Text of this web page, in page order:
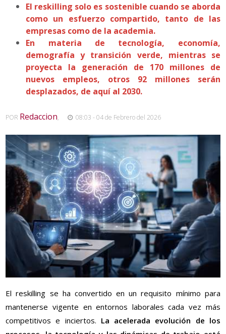
El reskilling solo es sostenible cuando se aborda
como un esfuerzo compartido, tanto de las
empresas como de la academia.
En materia de tecnología, economía,
demografía y transición verde, mientras se
proyecta la generación de 170 millones de
nuevos empleos, otros 92 millones serán
desplazados, de aquí al 2030.
POR Redaccion, 08:03 - 04 de Febrero del 2026
El reskilling se ha convertido en un requisito mínimo para
mantenerse vigente en entornos laborales cada vez más
competitivos e inciertos. La acelerada evolución de los